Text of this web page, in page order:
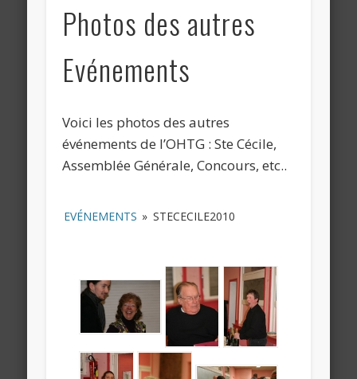
Photos des autres
Evénements
Voici les photos des autres
événements de l’OHTG : Ste Cécile,
Assemblée Générale, Concours, etc..
EVÉNEMENTS » STECECILE2010